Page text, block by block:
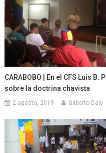
CARABOBO | En el CFS Luis
sobre la doctrina chavista
2 agosto, 2019 Gilberto Daly